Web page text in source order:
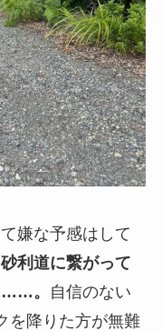
嫌な予感はして
利道に繋がって
……。
自信のない
を降りた方が無難